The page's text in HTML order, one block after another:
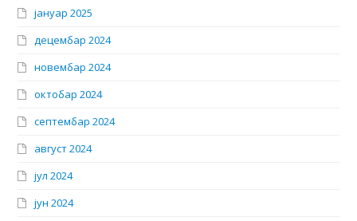
јануар 2025
децембар 2024
новембар 2024
октобар 2024
септембар 2024
август 2024
јул 2024
јун 2024